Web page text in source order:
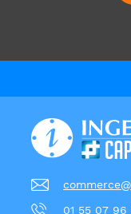
01 55 07 96